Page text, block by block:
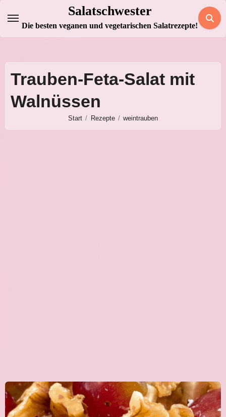
Inhalt
springen
Salatschwester
Die besten veganen und vegetarischen Salatrezepte!
Trauben-Feta-Salat mit
Walnüssen
Start Rezepte weintrauben